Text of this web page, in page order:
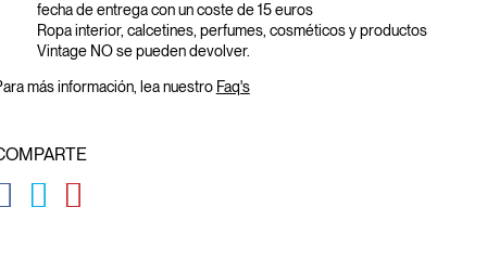
fecha de entrega con un coste de 15 euros
Ropa interior, calcetines, perfumes, cosméticos y productos
Vintage NO se pueden devolver.
más información, lea nuestro Faq's